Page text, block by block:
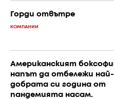
Горди отвътре
КОМПАНИИ
Американският
напът да отбележи най-
добрата си година от
пандемията насам.